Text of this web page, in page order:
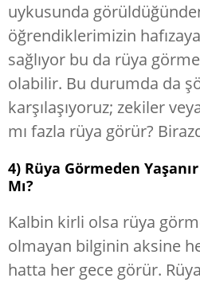
uykusunda
öğrendiklerimizin
sağlıyor bu da rüya
olabilir. Bu durumda da
karşılaşıyoruz; zekiler
mı fazla rüya görür?
4) Rüya Görmeden
Mı?
Kalbin kirli olsa rüya
olmayan bilginin aksine
hatta her gece görür.